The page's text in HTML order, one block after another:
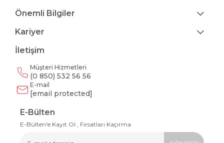
Önemli Bilgiler
Kariyer
İletişim
Müşteri Hizmetleri
(0 850) 532 56 56
E-mail
[email protected]
E-Bülten
E-Bülten'e Kayıt Ol , Fırsatları Kaçırma